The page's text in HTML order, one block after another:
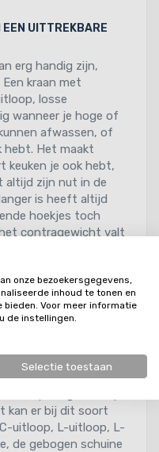
EEN UITTREKBARE
erg handig zijn,
kraan met
losse
wanneer je hoge of
afwassen, of
hebt. Het maakt
keuken je ook hebt,
altijd zijn nut in de
is heeft altijd
hoekjes toch
contragewicht valt
en
soorten
kranen sprake zijn
kan er bij dit soort
uitloop, L-uitloop, L-
de gebogen schuine
onze bezoekersgegevens,
inhoud te tonen en
Voor meer informatie
de instellingen.
Selectie toestaan